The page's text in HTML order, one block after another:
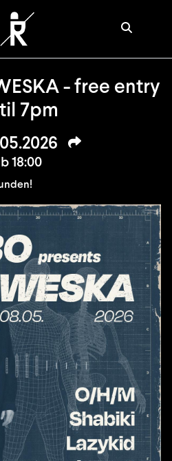
- free entry
7pm
18:00